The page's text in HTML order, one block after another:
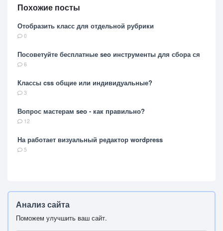
Похожие посты
Отобразить класс для отдельной рубрики
0
Посоветуйте бесплатные seo инструменты для сбора ся
6
Классы css общие или индивидуальные?
3
Вопрос мастерам seo - как правильно?
12
На работает визуальный редактор wordpress
5
Анализ сайта
Поможем улучшить ваш сайт.